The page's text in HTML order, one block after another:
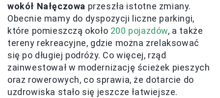
wokół Nałęczowa przeszła istotne zmiany.
Obecnie mamy do dyspozycji liczne parkingi,
które pomieszczą około 200 pojazdów, a także
tereny rekreacyjne, gdzie można zrelaksować
się po długiej podróży. Co więcej, rząd
zainwestował w modernizację ścieżek pieszych
oraz rowerowych, co sprawia, że dotarcie do
uzdrowiska stało się jeszcze łatwiejsze.